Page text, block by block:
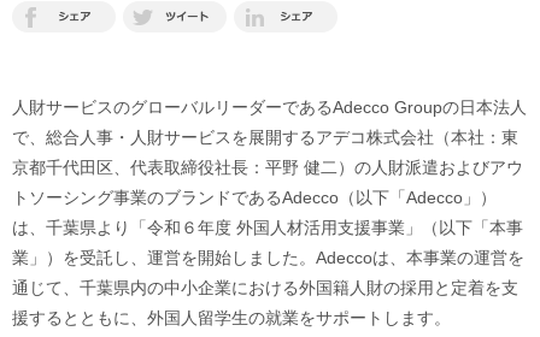
人財サービスのグローバルリーダーであるAdecco Groupの日本法人
で、総合人事・人財サービスを展開するアデコ株式会社（本社：東
京都千代田区、代表取締役社長：平野 健二）の人財派遣およびアウ
トソーシング事業のブランドであるAdecco（以下「Adecco」）
は、千葉県より「令和６年度 外国人材活用支援事業」（以下「本事
業」）を受託し、運営を開始しました。Adeccoは、本事業の運営を
通じて、千葉県内の中小企業における外国籍人財の採用と定着を支
援するとともに、外国人留学生の就業をサポートします。